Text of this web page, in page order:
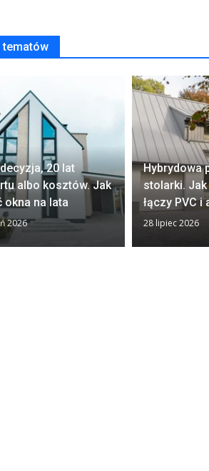
tematów
20 lat
albo kosztów. Jak
okna na lata
2026
Hybrydowa
stolarki.
łączy PVC i
28 lipiec 2026